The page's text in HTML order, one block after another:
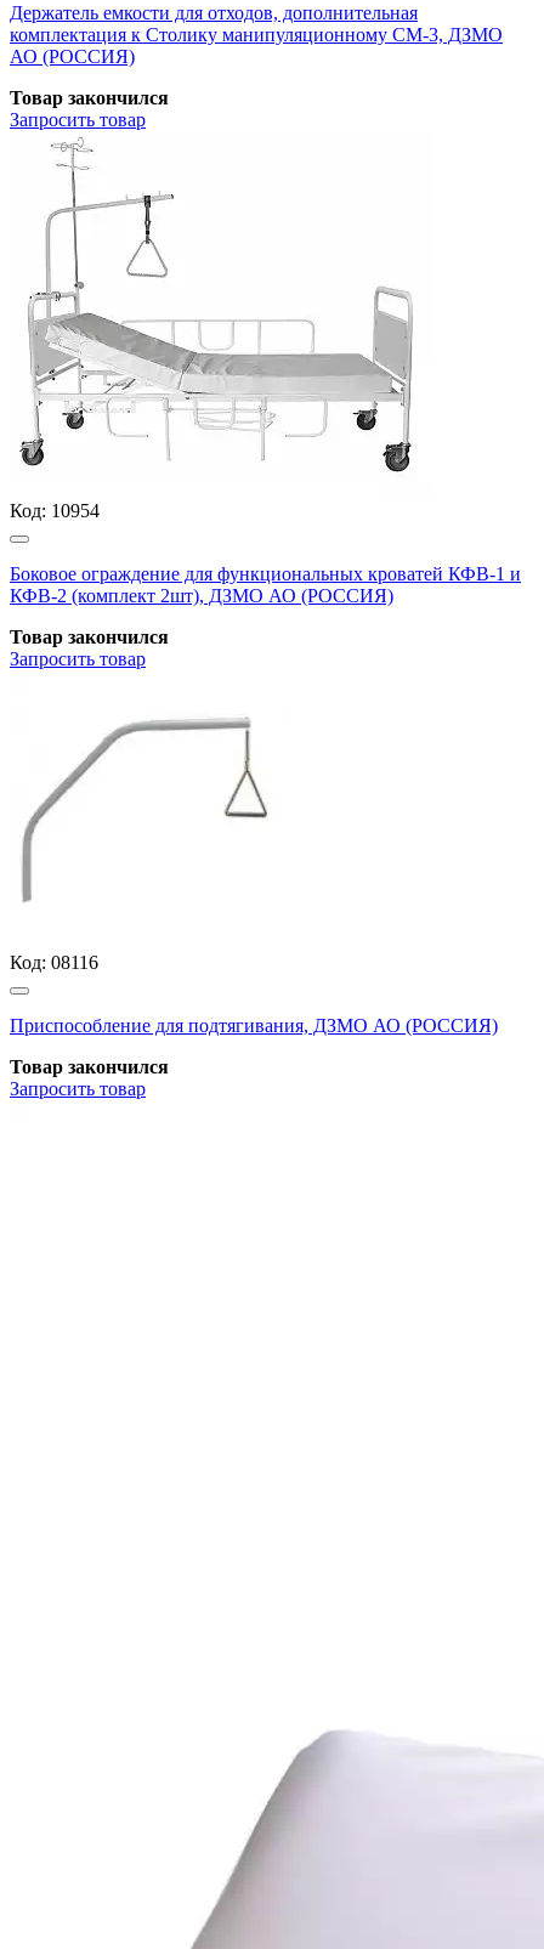
Держатель емкости для отходов, дополнительная
комплектация к Столику манипуляционному СМ-3, ДЗМО
АО (РОССИЯ)
Товар закончился
Запросить товар
Код: 10954
Боковое ограждение для функциональных кроватей КФВ-1 и
КФВ-2 (комплект 2шт), ДЗМО АО (РОССИЯ)
Товар закончился
Запросить товар
Код: 08116
Приспособление для подтягивания, ДЗМО АО (РОССИЯ)
Товар закончился
Запросить товар